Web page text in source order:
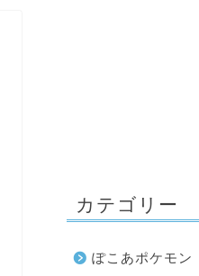
カテゴリー
ぽこあポケモン